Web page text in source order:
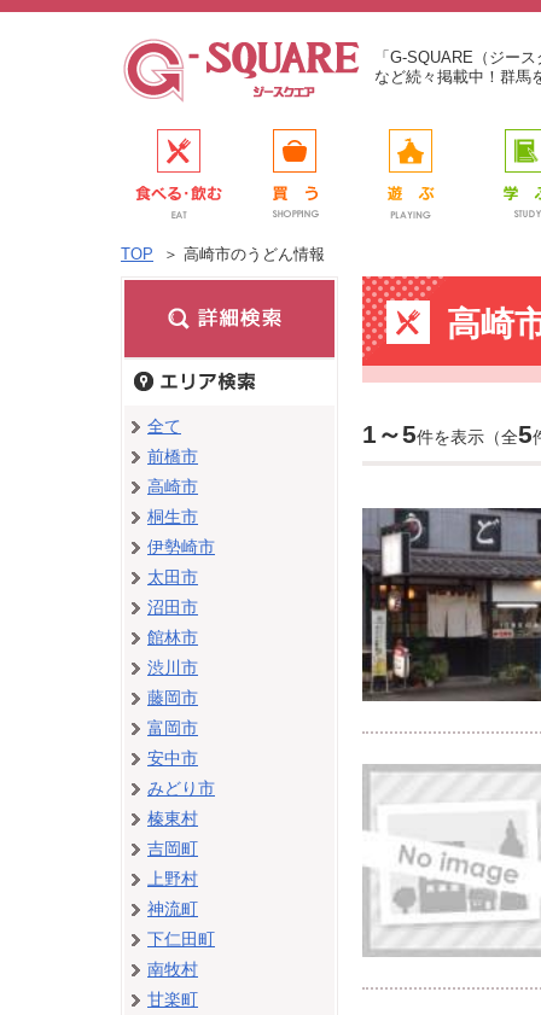
「G-SQUARE（ジー
など続々掲載中！群馬
TOP ＞ 高崎市のうどん情報
高崎
1～5件を表示（全5
全て
前橋市
高崎市
桐生市
伊勢崎市
太田市
沼田市
館林市
渋川市
藤岡市
富岡市
安中市
みどり市
榛東村
吉岡町
上野村
神流町
下仁田町
南牧村
甘楽町